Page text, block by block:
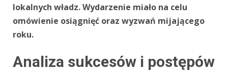
lokalnych władz. Wydarzenie miało na celu
omówienie osiągnięć oraz wyzwań mijającego
roku.
Analiza sukcesów i postępów